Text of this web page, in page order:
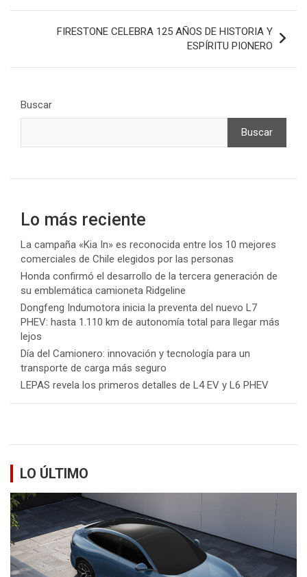
FIRESTONE CELEBRA 125 AÑOS DE HISTORIA Y
ESPÍRITU PIONERO
Buscar
Buscar
Lo más reciente
La campaña «Kia In» es reconocida entre los 10 mejores
comerciales de Chile elegidos por las personas
Honda confirmó el desarrollo de la tercera generación de
su emblemática camioneta Ridgeline
Dongfeng Indumotora inicia la preventa del nuevo L7
PHEV: hasta 1.110 km de autonomía total para llegar más
lejos
Día del Camionero: innovación y tecnología para un
transporte de carga más seguro
LEPAS revela los primeros detalles de L4 EV y L6 PHEV
LO ÚLTIMO